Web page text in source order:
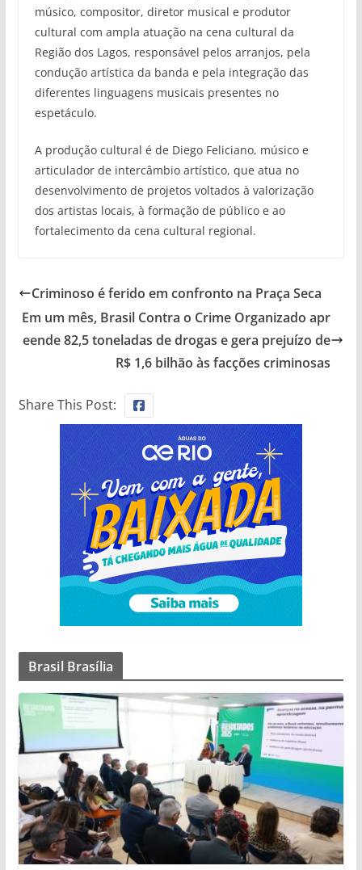
músico, compositor, diretor musical e produtor
cultural com ampla atuação na cena cultural da
Região dos Lagos, responsável pelos arranjos, pela
condução artística da banda e pela integração das
diferentes linguagens musicais presentes no
espetáculo.
A produção cultural é de Diego Feliciano, músico e
articulador de intercâmbio artístico, que atua no
desenvolvimento de projetos voltados à valorização
dos artistas locais, à formação de público e ao
fortalecimento da cena cultural regional.
Criminoso é ferido em confronto na Praça Seca
Em um mês, Brasil Contra o Crime Organizado apr
eende 82,5 toneladas de drogas e gera prejuízo de
R$ 1,6 bilhão às facções criminosas
Share This Post:
Brasil Brasília